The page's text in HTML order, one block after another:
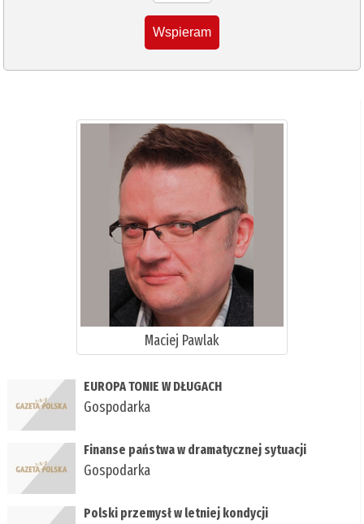
Wspieram
Maciej Pawlak
EUROPA TONIE W DŁUGACH
Gospodarka
Finanse państwa w dramatycznej sytuacji
Gospodarka
Polski przemysł w letniej kondycji